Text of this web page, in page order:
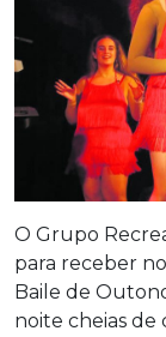
O Grupo
para receber
Baile de
noite cheias de